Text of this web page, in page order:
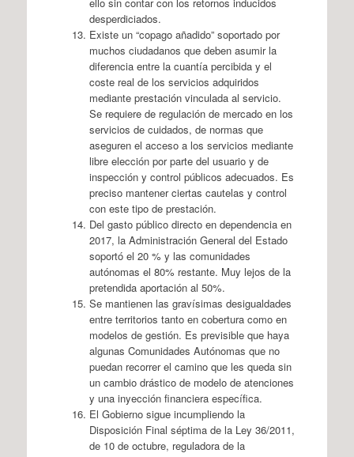
desperdiciados.
Existe un “copago añadido” soportado por
muchos ciudadanos que deben asumir la
diferencia entre la cuantía percibida y el
coste real de los servicios adquiridos
mediante prestación vinculada al servicio.
Se requiere de regulación de mercado en los
servicios de cuidados, de normas que
aseguren el acceso a los servicios mediante
libre elección por parte del usuario y de
inspección y control públicos adecuados. Es
preciso mantener ciertas cautelas y control
con este tipo de prestación.
Del gasto público directo en dependencia en
2017, la Administración General del Estado
soportó el 20 % y las comunidades
autónomas el 80% restante. Muy lejos de la
pretendida aportación al 50%.
Se mantienen las gravísimas desigualdades
entre territorios tanto en cobertura como en
modelos de gestión. Es previsible que haya
algunas Comunidades Autónomas que no
puedan recorrer el camino que les queda sin
un cambio drástico de modelo de atenciones
y una inyección financiera específica.
El Gobierno sigue incumpliendo la
Disposición Final séptima de la Ley 36/2011,
de 10 de octubre, reguladora de la